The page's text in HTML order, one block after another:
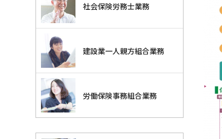
社会保険労務士業務
建設業一人親方組合業務
労働保険事務組合業務